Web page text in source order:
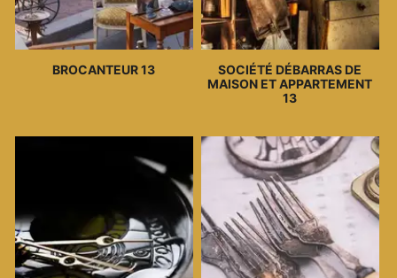
BROCANTEUR 13
SOCIÉTÉ DÉBARRAS DE
MAISON ET APPARTEMENT
13